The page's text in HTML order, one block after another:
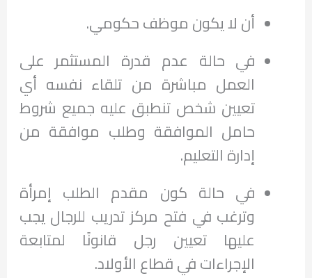
أن لا يكون موظف حكومي.
في حالة عدم قدرة المستثمر على
العمل مباشرة من تلقاء نفسه أي
تعيين شخص تنطبق عليه جميع شروط
حامل الموافقة وطلب موافقة من
إدارة التعليم.
في حالة كون مقدم الطلب إمرأة
وترغب في فتح مركز تدريب للرجال يجب
عليها تعيين رجل قانونًا لمتابعة
الإجراءات في قطاع الأولاد.